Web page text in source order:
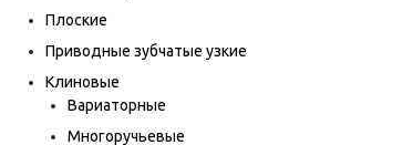
Плоские
Приводные зубчатые узкие
Клиновые
Вариаторные
Многоручьевые